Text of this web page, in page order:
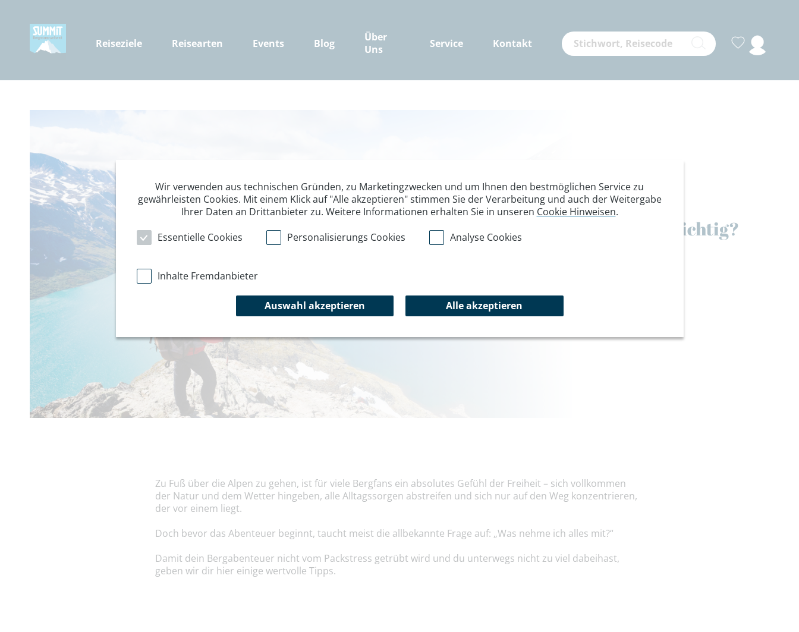
Reiseziele Reisearten Events Blog
Über
Uns
Service Kontakt
Wie packe ich meinen Rucksack richtig?
Zu Fuß über die Alpen zu gehen, ist für viele Bergfans ein absolutes Gefühl der Freiheit – sich vollkommen
der Natur und dem Wetter hingeben, alle Alltagssorgen abstreifen und sich nur auf den Weg konzentrieren,
der vor einem liegt.
Doch bevor das Abenteuer beginnt, taucht meist die allbekannte Frage auf: „Was nehme ich alles mit?“
Damit dein Bergabenteuer nicht vom Packstress getrübt wird und du unterwegs nicht zu viel dabeihast,
geben wir dir hier einige wertvolle Tipps.
Wir verwenden aus technischen Gründen, zu Marketingzwecken und um Ihnen den bestmöglichen Service zu
gewährleisten Cookies. Mit einem Klick auf "Alle akzeptieren" stimmen Sie der Verarbeitung und auch der Weitergabe
Ihrer Daten an Drittanbieter zu. Weitere Informationen erhalten Sie in unseren Cookie Hinweisen.
Essentielle Cookies
Personalisierungs Cookies Analyse Cookies
Inhalte Fremdanbieter
Auswahl akzeptieren Alle akzeptieren